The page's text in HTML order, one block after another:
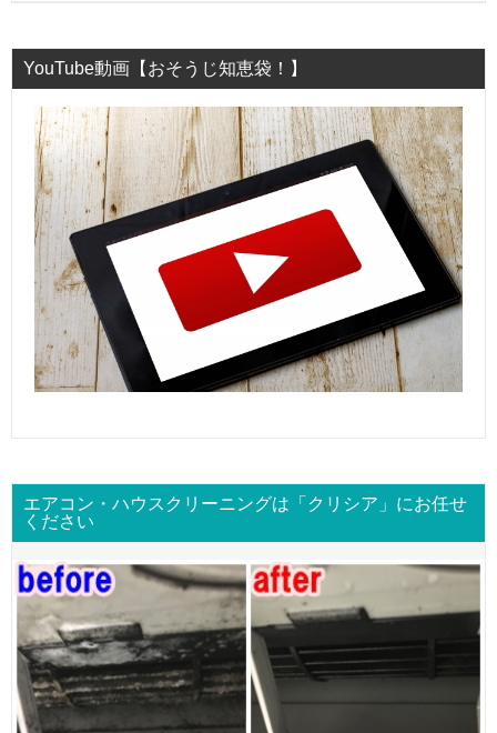
YouTube動画【おそうじ知恵袋！】
エアコン・ハウスクリーニングは「クリシア」にお任せ
ください